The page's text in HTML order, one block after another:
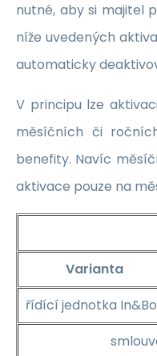
nutné, aby si majitel
níže uvedených
automaticky
V principu lze
měsíčních či
benefity. Navíc
aktivace pouze na
Varianta
řídící jednotka